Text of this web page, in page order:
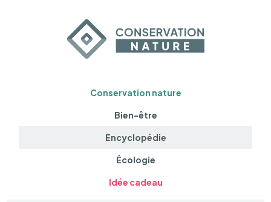
Conservation nature
Bien-être
Encyclopédie
Écologie
Idée cadeau